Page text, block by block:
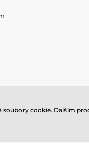
© 2026
soubory cookie. Dalším